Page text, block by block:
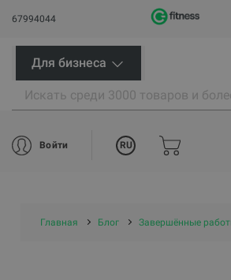
67994044
Для бизнеса
Войти RU
Главная Блог Завершённые